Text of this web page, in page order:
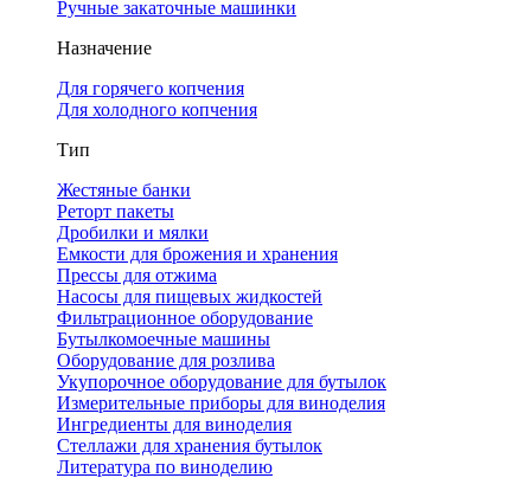
Ручные закаточные машинки
Назначение
Для горячего копчения
Для холодного копчения
Тип
Жестяные банки
Реторт пакеты
Дробилки и мялки
Емкости для брожения и хранения
Прессы для отжима
Насосы для пищевых жидкостей
Фильтрационное оборудование
Бутылкомоечные машины
Оборудование для розлива
Укупорочное оборудование для бутылок
Измерительные приборы для виноделия
Ингредиенты для виноделия
Стеллажи для хранения бутылок
Литература по виноделию